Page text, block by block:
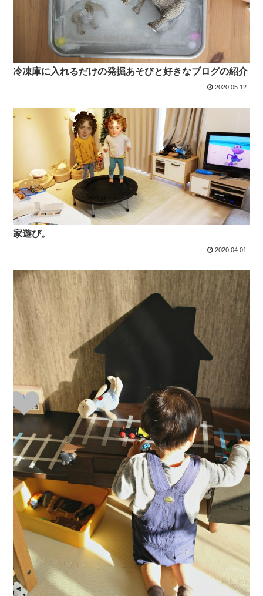
冷凍庫に入れるだけの発掘あそびと好きなブログの紹介
2020.05.12
家遊び。
2020.04.01